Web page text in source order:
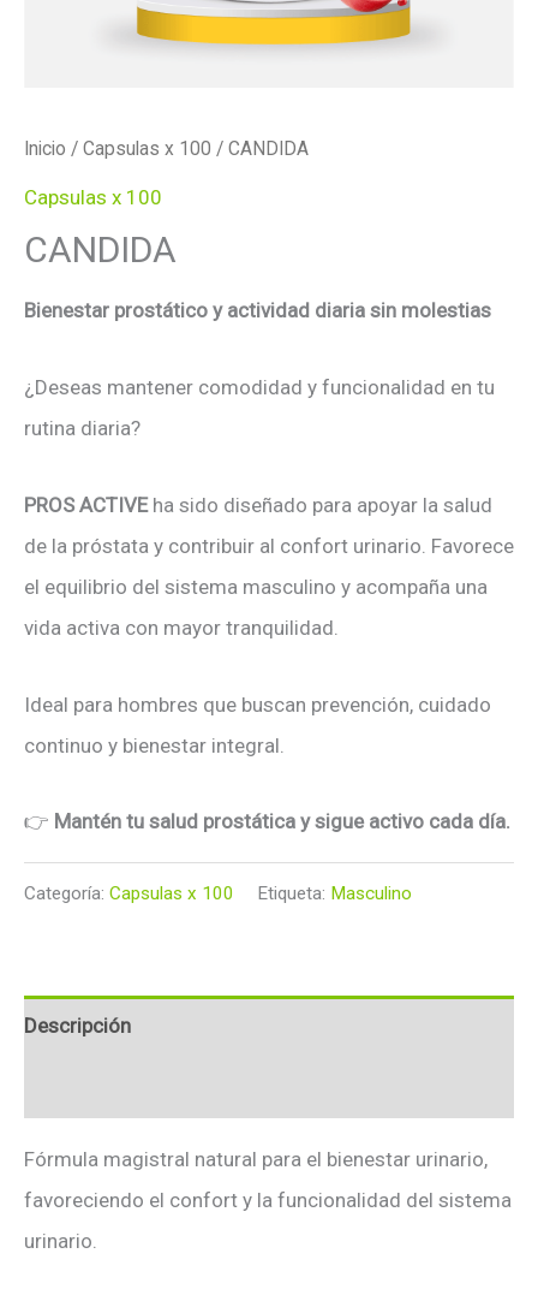
Inicio / Capsulas x 100 / CANDIDA
Capsulas x 100
CANDIDA
Bienestar prostático y actividad diaria sin molestias
¿Deseas mantener comodidad y funcionalidad en tu
rutina diaria?
PROS ACTIVEha sido diseñado para apoyar la salud
de la próstata y contribuir al confort urinario. Favorece
el equilibrio del sistema masculino y acompaña una
vida activa con mayor tranquilidad.
Ideal para hombres que buscan prevención, cuidado
continuo y bienestar integral.
👉 Mantén tu salud prostática y sigue activo cada día.
Categoría: Capsulas x 100 Etiqueta: Masculino
Descripción
Fórmula magistral natural para el bienestar urinario,
favoreciendo el confort y la funcionalidad del sistema
urinario.